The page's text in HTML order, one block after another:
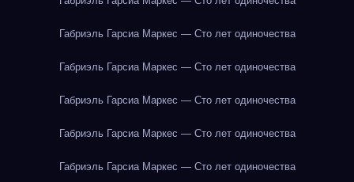
Габриэль Гарсиа Маркес — Сто лет одиночества
Габриэль Гарсиа Маркес — Сто лет одиночества
Габриэль Гарсиа Маркес — Сто лет одиночества
Габриэль Гарсиа Маркес — Сто лет одиночества
Габриэль Гарсиа Маркес — Сто лет одиночества